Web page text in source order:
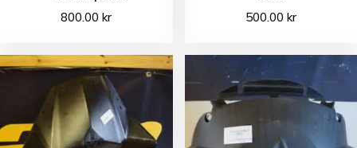
800.00kr 500.00 kr